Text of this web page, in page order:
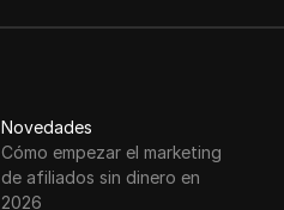
Novedades
Cómo empezar el marketing
de afiliados sin dinero en
2026